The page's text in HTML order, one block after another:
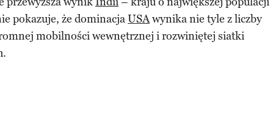
pokazuje, że dominacjaUSAwynika nie tyle z liczby
mobilności wewnętrznej i rozwiniętej siatki